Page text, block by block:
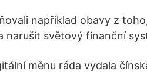
například obavy z
narušit světový finanční
měnu ráda vydala